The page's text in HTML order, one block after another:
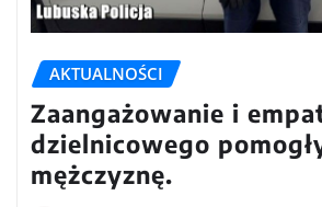
AKTUALNOŚCI
Zaangażowanie i
dzielnicowego
mężczyznę.